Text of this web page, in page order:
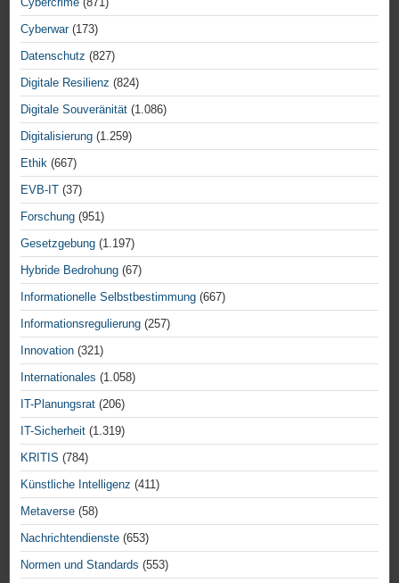
Cyberwar(173)
Datenschutz (827)
Digitale Resilienz (824)
Digitale Souveränität (1.086)
Digitalisierung (1.259)
Ethik (667)
EVB-IT (37)
Forschung (951)
Gesetzgebung (1.197)
Hybride Bedrohung (67)
Informationelle Selbstbestimmung (667)
Informationsregulierung (257)
Innovation (321)
Internationales (1.058)
IT-Planungsrat (206)
IT-Sicherheit (1.319)
KRITIS (784)
Künstliche Intelligenz (411)
Metaverse (58)
Nachrichtendienste (653)
Normen und Standards (553)